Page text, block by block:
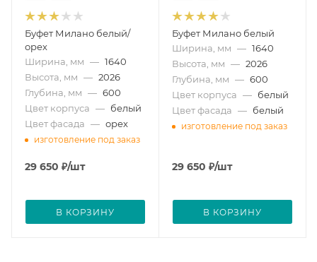
Буфет Милано белый/
орех
Ширина, мм — 1640
Высота, мм — 2026
Глубина, мм — 600
Цвет корпуса — белый
Цвет фасада — орех
изготовление под заказ
29 650 ₽/шт
В КОРЗИНУ
Буфет Милано белый
Ширина, мм — 1640
Высота, мм — 2026
Глубина, мм — 600
Цвет корпуса — белый
Цвет фасада — белый
изготовление под заказ
29 650 ₽/шт
В КОРЗИНУ